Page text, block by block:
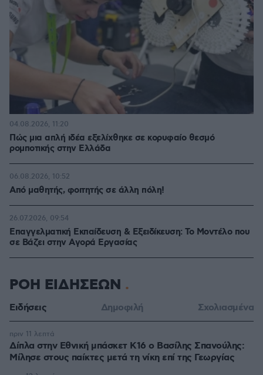
Πώς μια απλή ιδέα εξελίχθηκε σε κορυφαίο θεσμό
ρομποτικής στην Ελλάδα
04.08.2026, 11:20
Από μαθητής, φοιτητής σε άλλη πόλη!
06.08.2026, 10:52
Επαγγελματική Εκπαίδευση & Εξειδίκευση: Το Mοντέλο που
σε Bάζει στην Aγορά Eργασίας
26.07.2026, 09:54
ΡΟΗ ΕΙΔΗΣΕΩΝ
Ειδήσεις Δημοφιλή Σχολιασμένα
Δίπλα στην Εθνική μπάσκετ Κ16 ο Βασίλης Σπανούλης:
Μίλησε στους παίκτες μετά τη νίκη επί της Γεωργίας
πριν 11 λεπτά